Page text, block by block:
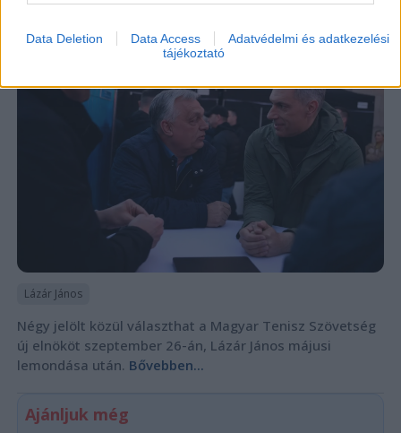
Data Deletion Data Access
Adatvédelmi és adatkezelési
tájékoztató
Lázár János
Négy jelölt közül választhat a Magyar Tenisz Szövetség
új elnököt szeptember 26-án, Lázár János májusi
lemondása után. Bővebben...
Ajánljuk még